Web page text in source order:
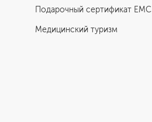
Подарочный сертификат EMC
Медицинский туризм